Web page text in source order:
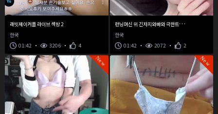
래빗제이커플 라이브 섹방 2
한국
01:42
3206 4
런
닝머신 위 긴자지와빠와 극한트레이닝
한국
01:42
2072 2
New New